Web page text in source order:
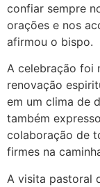
confiar sempre
orações e nos
afirmou o bispo.
A celebração foi
renovação
em um clima de
também
colaboração de
firmes na
A visita pastoral